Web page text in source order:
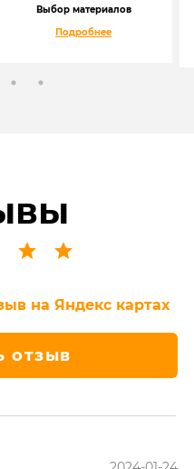
Выбор материалов
Подробнее
на Яндекс картах
отзыв